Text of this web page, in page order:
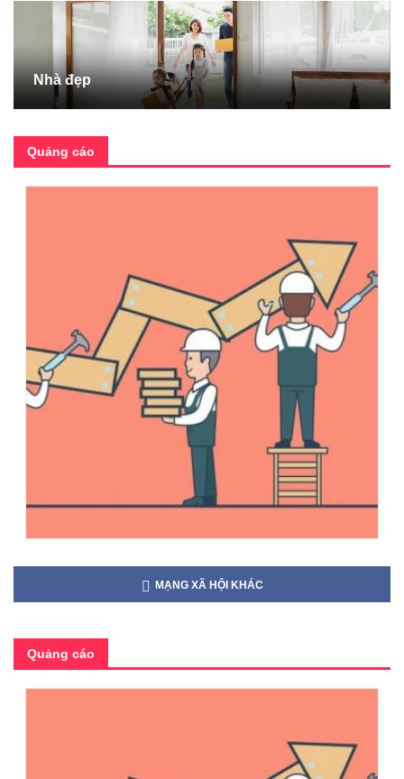
Nhà đẹp
Quảng cáo
MẠNG XÃ HỘI KHÁC
Quảng cáo